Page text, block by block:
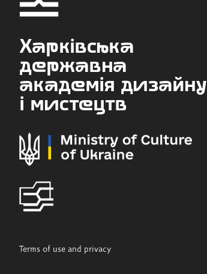
Харківська
державна
академія дизайну
і мистецтв
Terms of use and privacy